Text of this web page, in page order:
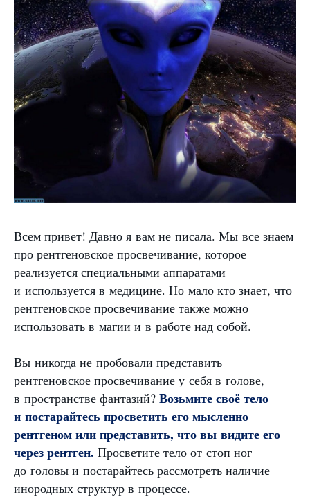
Всем привет! Давно я вам не писала. Мы все знаем
про рентгеновское просвечивание, которое
реализуется специальными аппаратами
и используется в медицине. Но мало кто знает, что
рентгеновское просвечивание также можно
использовать в магии и в работе над собой.
Вы никогда не пробовали представить
рентгеновское просвечивание у себя в голове,
в пространстве фантазий? Возьмите своё тело
и постарайтесь просветить его мысленно
рентгеном или представить, что вы видите его
через рентген. Просветите тело от стоп ног
до головы и постарайтесь рассмотреть наличие
инородных структур в процессе.